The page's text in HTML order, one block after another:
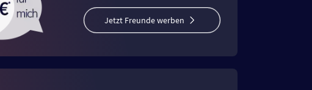
Jetzt Freunde werben